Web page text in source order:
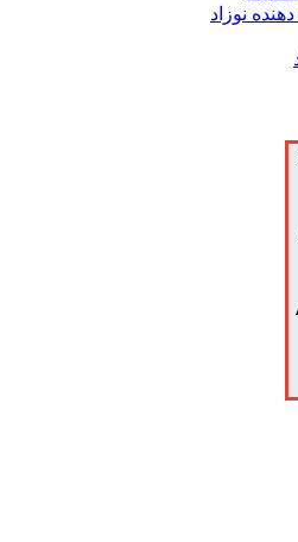
نوزاد